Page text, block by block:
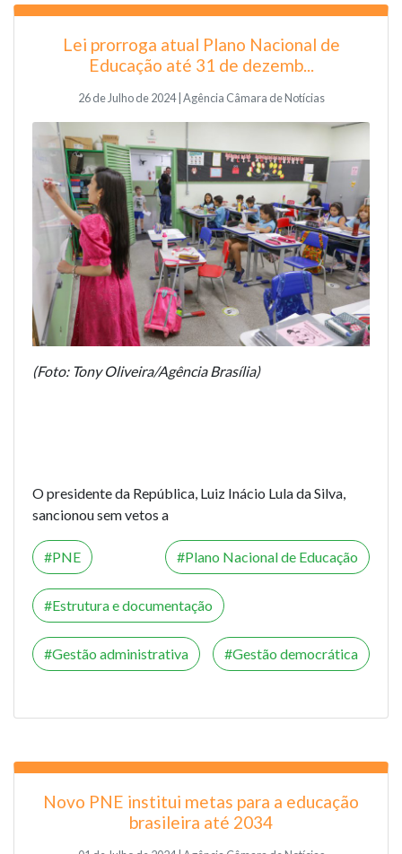
Lei prorroga atual Plano Nacional de
Educação até 31 de dezemb...
26 de Julho de 2024 | Agência Câmara de Notícias
(Foto: Tony Oliveira/Agência Brasília)
O presidente da República, Luiz Inácio Lula da Silva,
sancionou sem vetos a
PNE Plano Nacional de Educação
Estrutura e documentação
Gestão administrativa Gestão democrática
Novo PNE institui metas para a educação
brasileira até 2034